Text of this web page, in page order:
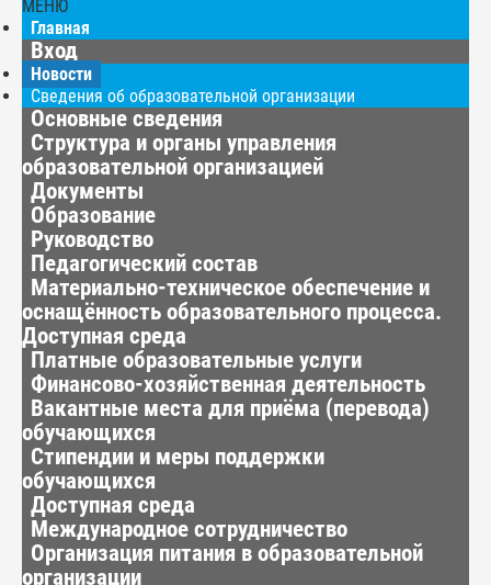
МЕНЮ
Главная
Вход
Новости
Сведения об образовательной организации
Основные сведения
Структура и органы управления
образовательной организацией
Документы
Образование
Руководство
Педагогический состав
Материально-техническое обеспечение и
оснащённость образовательного процесса.
Доступная среда
Платные образовательные услуги
Финансово-хозяйственная деятельность
Вакантные места для приёма (перевода)
обучающихся
Стипендии и меры поддержки
обучающихся
Доступная среда
Международное сотрудничество
Организация питания в образовательной
организации